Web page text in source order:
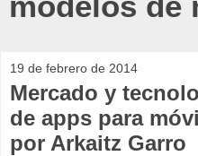
19 de febrero de 2014
Mercado y
de apps para
por Arkaitz Garro